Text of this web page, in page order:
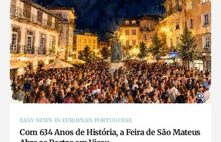
EASY NEWS IN EUROPEAN PORTUGUESE
Com 634 Anos de História, a Feira de São Mateus